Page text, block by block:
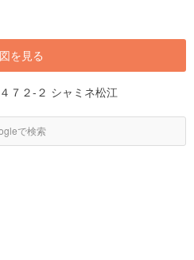
を見る
７２-２ シャミネ松江
で検索